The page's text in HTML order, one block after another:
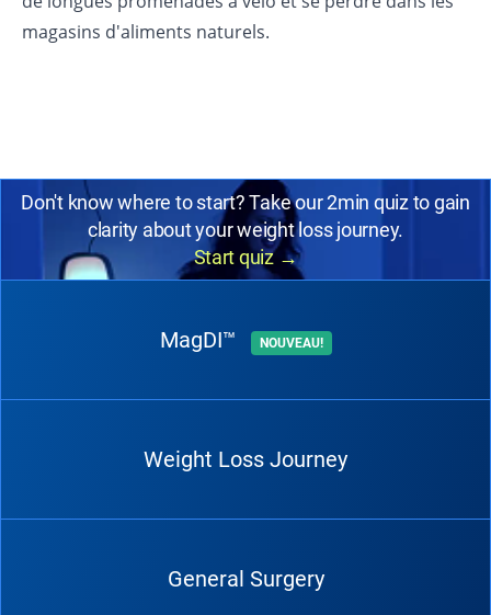
magasins d'aliments naturels.
Don't know where to start? Take our 2min quiz to gain
clarity about your weight loss journey.
Start quiz →
MagDI™ NOUVEAU!
Weight Loss Journey
General Surgery